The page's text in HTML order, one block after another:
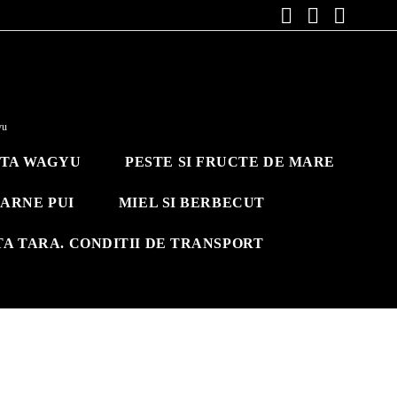
WAGYU PESTE SI FRUCTE DE MARE
PUI MIEL SI BERBECUT
TARA. CONDITII DE TRANSPORT